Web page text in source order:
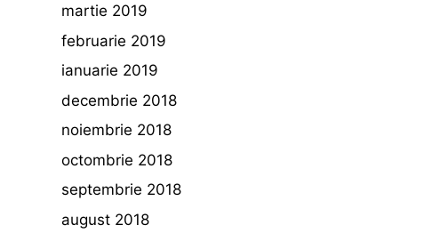
martie 2019
februarie 2019
ianuarie 2019
decembrie 2018
noiembrie 2018
octombrie 2018
septembrie 2018
august 2018